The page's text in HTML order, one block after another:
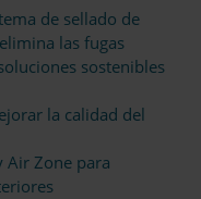
de sellado de
las fugas
sostenibles
la calidad del
Air Zone para